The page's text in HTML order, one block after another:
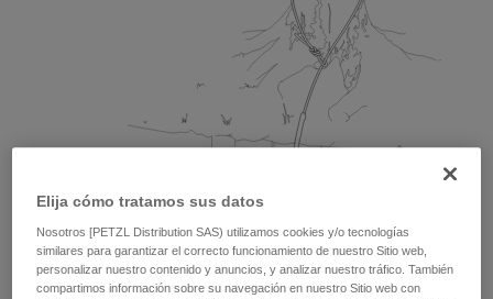
Elija cómo tratamos sus datos
Nosotros [PETZL Distribution SAS) utilizamos cookies y/o tecnologías
similares para garantizar el correcto funcionamiento de nuestro Sitio web,
personalizar nuestro contenido y anuncios, y analizar nuestro tráfico. También
compartimos información sobre su navegación en nuestro Sitio web con